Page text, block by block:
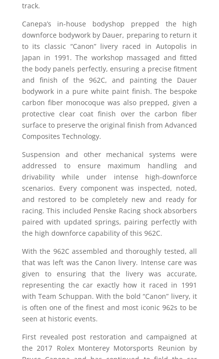
track.
Canepa’s in-house bodyshop prepped the high
downforce bodywork by Dauer, preparing to return it
to its classic “Canon” livery raced in Autopolis in
Japan in 1991. The workshop massaged and fitted
the body panels perfectly, ensuring a precise fitment
and finish of the 962C, and painting the Dauer
bodywork in a pure white paint finish. The bespoke
carbon fiber monocoque was also prepped, given a
protective clear coat finish over the carbon fiber
surface to preserve the original finish from Advanced
Composites Technology.
Suspension and other mechanical systems were
addressed to ensure maximum handling and
drivability while under intense high-downforce
scenarios. Every component was inspected, noted,
and restored to be completely new and ready for
racing. This included Penske Racing shock absorbers
paired with updated springs, pairing perfectly with
the high downforce capability of this 962C.
With the 962C assembled and thoroughly tested, all
that was left was the Canon livery. Intense care was
given to ensuring that the livery was accurate,
representing the car exactly how it raced in 1991
with Team Schuppan. With the bold “Canon” livery, it
is often one of the finest and most iconic 962s to be
seen at historic events.
First revealed post restoration and campaigned at
the 2017 Rolex Monterey Motorsports Reunion by